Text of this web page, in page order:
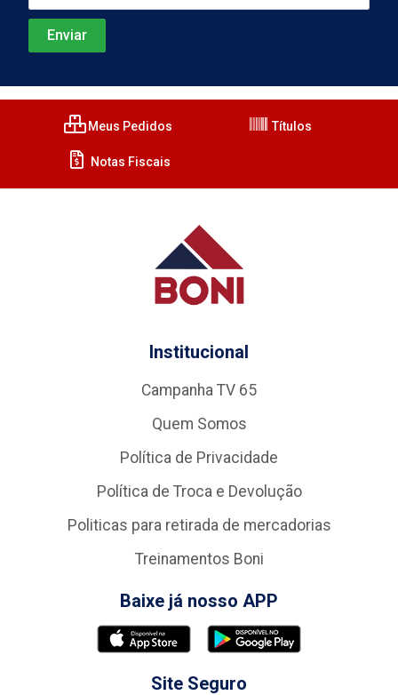
Meus Pedidos Títulos
Notas Fiscais
Institucional
Campanha TV 65
Quem Somos
Política de Privacidade
Política de Troca e Devolução
Politicas para retirada de mercadorias
Treinamentos Boni
Baixe já nosso APP
Site Seguro